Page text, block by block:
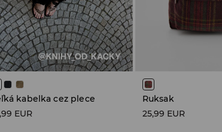
kabelka cez plece
EUR
Ruksak
25,99 EUR